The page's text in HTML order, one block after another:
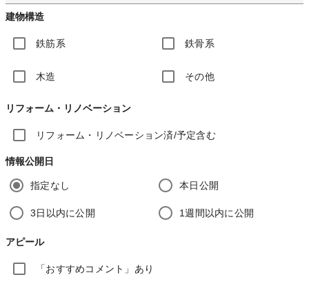
建物構造
鉄筋系 鉄骨系
木造 その他
リフォーム・リノベーション
リフォーム・リノベーション済/予定含む
情報公開日
指定なし 本日公開
3日以内に公開 1週間以内に公開
アピール
「おすすめコメント」あり